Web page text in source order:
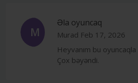
M
Əla oyuncaq
Murad Feb 17, 2026
Heyvanım bu
Çox bəyəndi.